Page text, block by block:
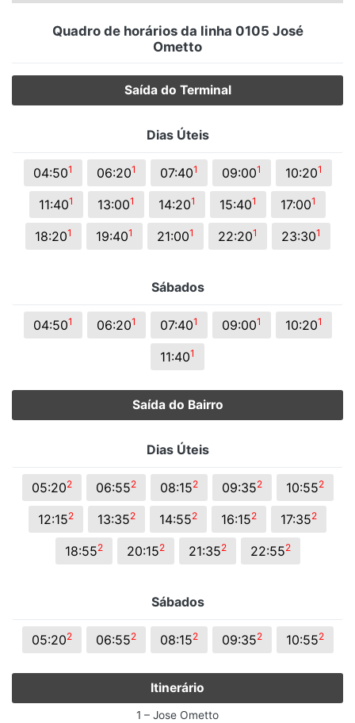
Quadro de horários da linha 0105 José
Ometto
Saída do Terminal
Dias Úteis
04:501 06:201 07:401 09:001 10:201
11:401 13:001 14:201 15:401 17:001
18:201 19:401 21:001 22:201 23:301
Sábados
04:501 06:201 07:401 09:001 10:201
11:401
Saída do Bairro
Dias Úteis
05:202 06:552 08:152 09:352 10:552
12:152 13:352 14:552 16:152 17:352
18:552 20:152 21:352 22:552
Sábados
05:202 06:552 08:152 09:352 10:552
Itinerário
1 – Jose Ometto